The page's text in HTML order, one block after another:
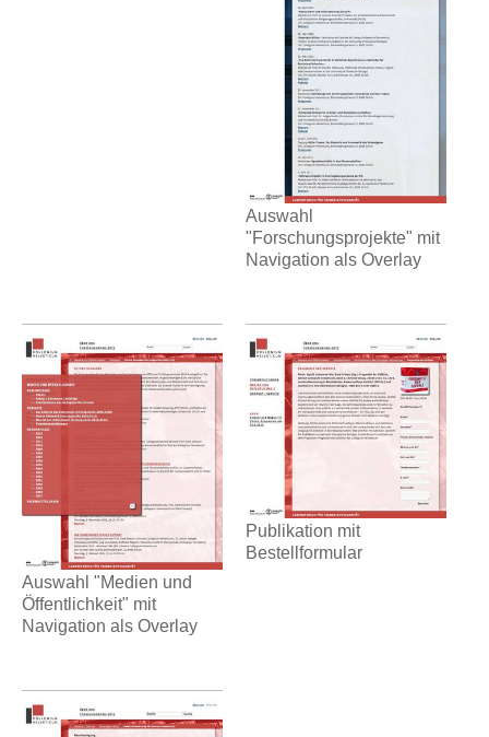
Auswahl
"Forschungsprojekte" mit
Navigation als Overlay
Auswahl "Medien und
Öffentlichkeit" mit
Navigation als Overlay
Publikation mit
Bestellformular